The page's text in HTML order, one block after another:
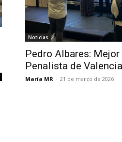
Noticias
Pedro Albares:
Penalista de
María MR - 21 de marzo de 2026